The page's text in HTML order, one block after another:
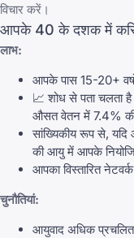
विचार करें।
आपके 40 के दशक में
लाभ:
आपके पास 15-20+
📈 शोध से पता चलता
औसत वेतन में 7.4% की
सांख्यिकीय रूप से,
की आयु में आपके
आपका विस्तारित
चुनौतियां:
आयुवाद अधिक प्रचलित